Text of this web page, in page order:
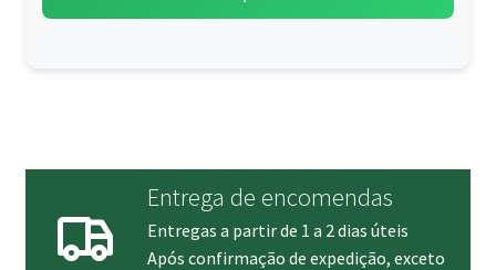
Entrega de encomendas
Entregas a partir de 1 a 2 dias úteis
Após confirmação de expedição, exceto